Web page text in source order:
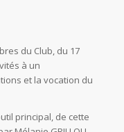
du Club, du 17
à un
et la vocation du
principal, de cette